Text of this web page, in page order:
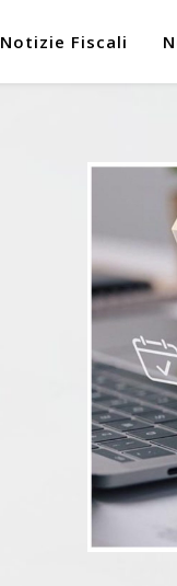
Notizie Fiscali